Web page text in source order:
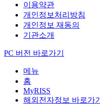
이용약관
개인정보처리방침
개인정보 재동의
기관소개
PC 버전 바로가기
메뉴
홈
MyRISS
해외전자정보 바로가기